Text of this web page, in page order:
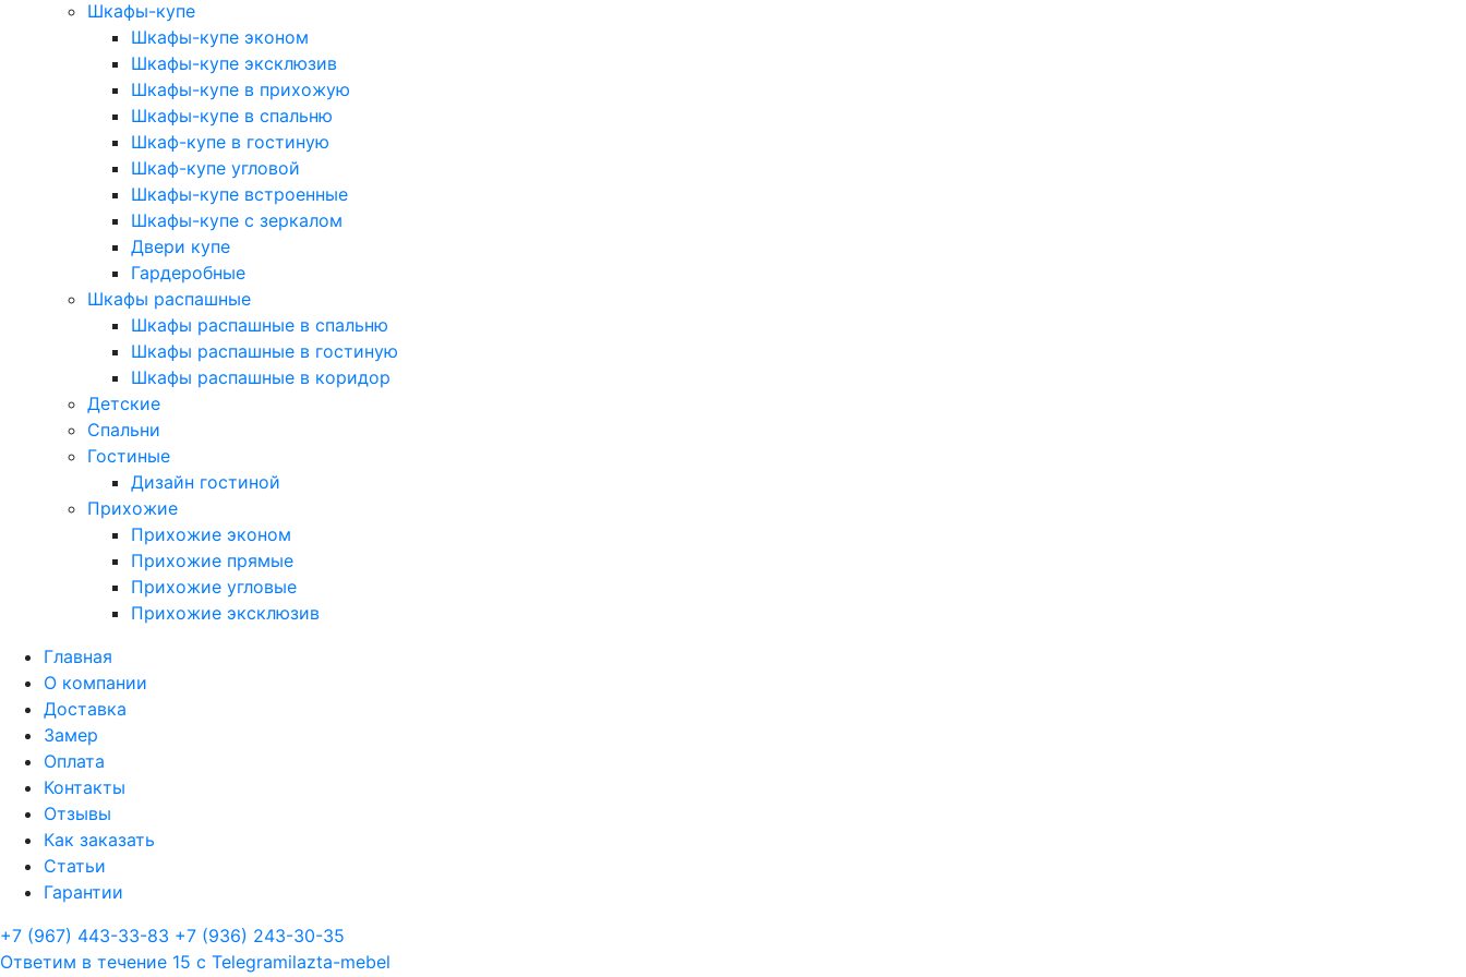
Шкафы-купе
Шкафы-купе эконом
Шкафы-купе эксклюзив
Шкафы-купе в прихожую
Шкафы-купе в спальню
Шкаф-купе в гостиную
Шкаф-купе угловой
Шкафы-купе встроенные
Шкафы-купе с зеркалом
Двери купе
Гардеробные
Шкафы распашные
Шкафы распашные в спальню
Шкафы распашные в гостиную
Шкафы распашные в коридор
Детские
Спальни
Гостиные
Дизайн гостиной
Прихожие
Прихожие эконом
Прихожие прямые
Прихожие угловые
Прихожие эксклюзив
Главная
О компании
Доставка
Замер
Оплата
Контакты
Отзывы
Как заказать
Статьи
Гарантии
+7 (967) 443-33-83 +7 (936) 243-30-35
Ответим в течение 15 с Telegramilazta-mebel